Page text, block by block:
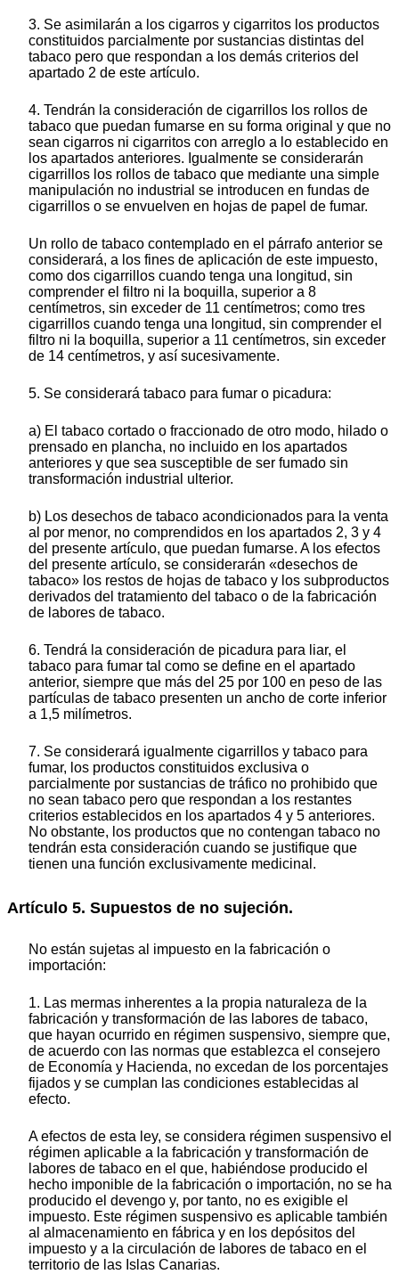
3. Se asimilarán a los cigarros y cigarritos los productos
constituidos parcialmente por sustancias distintas del
tabaco pero que respondan a los demás criterios del
apartado 2 de este artículo.
4. Tendrán la consideración de cigarrillos los rollos de
tabaco que puedan fumarse en su forma original y que no
sean cigarros ni cigarritos con arreglo a lo establecido en
los apartados anteriores. Igualmente se considerarán
cigarrillos los rollos de tabaco que mediante una simple
manipulación no industrial se introducen en fundas de
cigarrillos o se envuelven en hojas de papel de fumar.
Un rollo de tabaco contemplado en el párrafo anterior se
considerará, a los fines de aplicación de este impuesto,
como dos cigarrillos cuando tenga una longitud, sin
comprender el filtro ni la boquilla, superior a 8
centímetros, sin exceder de 11 centímetros; como tres
cigarrillos cuando tenga una longitud, sin comprender el
filtro ni la boquilla, superior a 11 centímetros, sin exceder
de 14 centímetros, y así sucesivamente.
5. Se considerará tabaco para fumar o picadura:
a) El tabaco cortado o fraccionado de otro modo, hilado o
prensado en plancha, no incluido en los apartados
anteriores y que sea susceptible de ser fumado sin
transformación industrial ulterior.
b) Los desechos de tabaco acondicionados para la venta
al por menor, no comprendidos en los apartados 2, 3 y 4
del presente artículo, que puedan fumarse. A los efectos
del presente artículo, se considerarán «desechos de
tabaco» los restos de hojas de tabaco y los subproductos
derivados del tratamiento del tabaco o de la fabricación
de labores de tabaco.
6. Tendrá la consideración de picadura para liar, el
tabaco para fumar tal como se define en el apartado
anterior, siempre que más del 25 por 100 en peso de las
partículas de tabaco presenten un ancho de corte inferior
a 1,5 milímetros.
7. Se considerará igualmente cigarrillos y tabaco para
fumar, los productos constituidos exclusiva o
parcialmente por sustancias de tráfico no prohibido que
no sean tabaco pero que respondan a los restantes
criterios establecidos en los apartados 4 y 5 anteriores.
No obstante, los productos que no contengan tabaco no
tendrán esta consideración cuando se justifique que
tienen una función exclusivamente medicinal.
Artículo 5. Supuestos de no sujeción.
No están sujetas al impuesto en la fabricación o
importación:
1. Las mermas inherentes a la propia naturaleza de la
fabricación y transformación de las labores de tabaco,
que hayan ocurrido en régimen suspensivo, siempre que,
de acuerdo con las normas que establezca el consejero
de Economía y Hacienda, no excedan de los porcentajes
fijados y se cumplan las condiciones establecidas al
efecto.
A efectos de esta ley, se considera régimen suspensivo el
régimen aplicable a la fabricación y transformación de
labores de tabaco en el que, habiéndose producido el
hecho imponible de la fabricación o importación, no se ha
producido el devengo y, por tanto, no es exigible el
impuesto. Este régimen suspensivo es aplicable también
al almacenamiento en fábrica y en los depósitos del
impuesto y a la circulación de labores de tabaco en el
territorio de las Islas Canarias.